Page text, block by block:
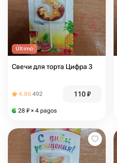
Último
Свечи для торта Цифра 3
4.86492 110₽
28 ₽ × 4 pagos